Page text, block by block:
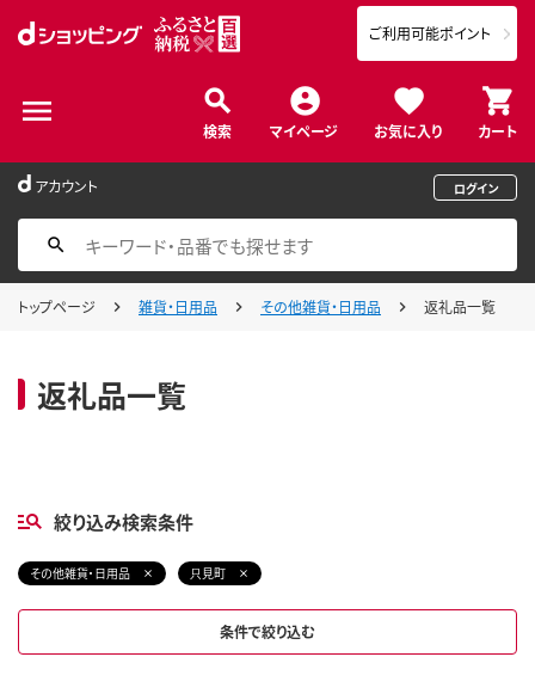
検索 マイページ お気に入り カート
ご利用可能ポイント
アカウント ログイン
トップページ 雑貨・日用品 その他雑貨・日用品 返礼品一覧
返礼品一覧
絞り込み検索条件
その他雑貨・日用品 只見町
条件で絞り込む